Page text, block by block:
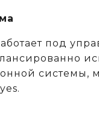
под
системы,